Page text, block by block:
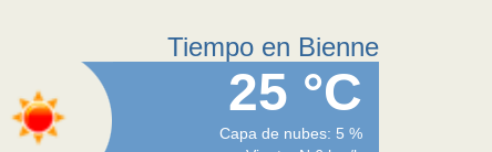
Tiempo en Bienne
25 °C
Capa de nubes: 5 %